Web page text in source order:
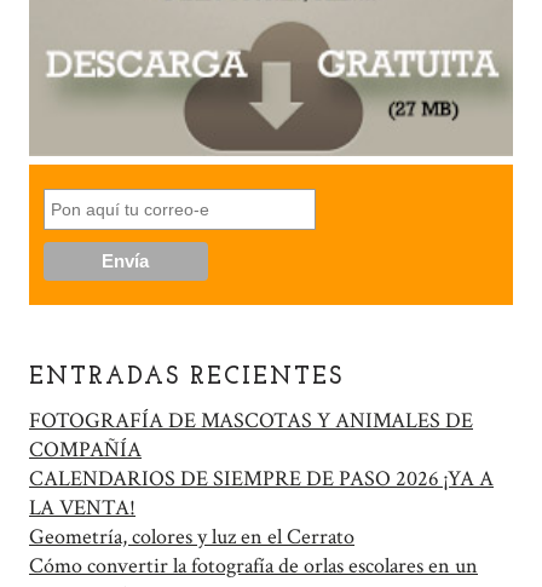
ENTRADAS RECIENTES
FOTOGRAFÍA DE MASCOTAS Y ANIMALES DE
COMPAÑÍA
CALENDARIOS DE SIEMPRE DE PASO 2026 ¡YA A
LA VENTA!
Geometría, colores y luz en el Cerrato
Cómo convertir la fotografía de orlas escolares en un